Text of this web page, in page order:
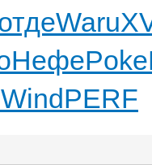
Waru
НефеPoke
WindPERF